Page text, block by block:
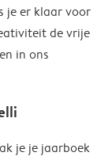
je er klaar voor
de vrije
in ons
je je jaarboek